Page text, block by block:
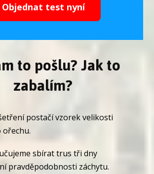
Objednat test nyní
to pošlu? Jak to
zabalím?
postačí vzorek velikosti
ořechu.
sbírat trus tři dny
pravděpodobnosti záchytu.